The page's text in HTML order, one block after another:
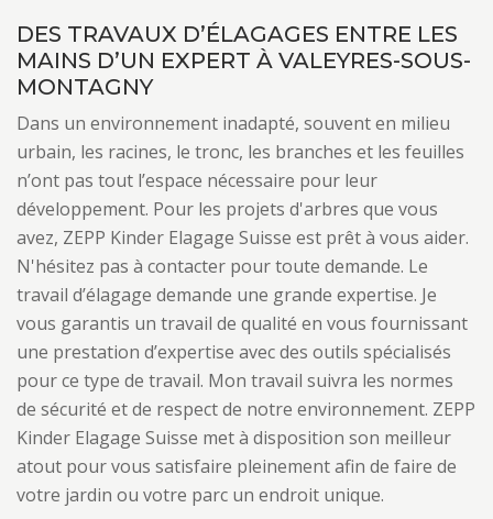
DES TRAVAUX D’ÉLAGAGES ENTRE LES
MAINS D’UN EXPERT À VALEYRES-SOUS-
MONTAGNY
Dans un environnement inadapté, souvent en milieu
urbain, les racines, le tronc, les branches et les feuilles
n’ont pas tout l’espace nécessaire pour leur
développement. Pour les projets d'arbres que vous
avez, ZEPP Kinder Elagage Suisse est prêt à vous aider.
N'hésitez pas à contacter pour toute demande. Le
travail d’élagage demande une grande expertise. Je
vous garantis un travail de qualité en vous fournissant
une prestation d’expertise avec des outils spécialisés
pour ce type de travail. Mon travail suivra les normes
de sécurité et de respect de notre environnement. ZEPP
Kinder Elagage Suisse met à disposition son meilleur
atout pour vous satisfaire pleinement afin de faire de
votre jardin ou votre parc un endroit unique.